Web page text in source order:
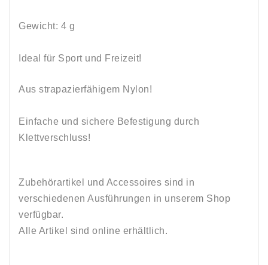
Gewicht: 4 g
Ideal für Sport und Freizeit!
Aus strapazierfähigem Nylon!
Einfache und sichere Befestigung durch
Klettverschluss!
Zubehörartikel und Accessoires sind in
verschiedenen Ausführungen in unserem Shop
verfügbar.
Alle Artikel sind online erhältlich.